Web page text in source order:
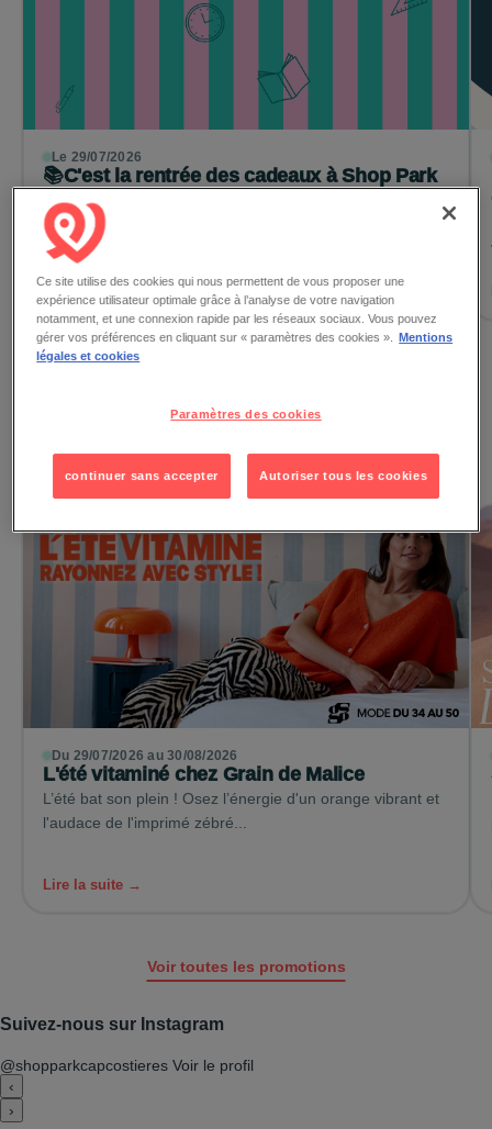
Le 29/07/2026
📚C'est la rentrée des cadeaux à Shop Park
Cap Costières !
Du 19 août au 5 septembre, rendez-vous sur la place
centrale pour tenter votre chance et repartir avec de
Lire la suite →
Les promotions
Du 29/07/2026 au 30/08/2026
L'été vitaminé chez Grain de Malice
L’été bat son plein ! Osez l’énergie d'un orange vibrant et
l'audace de l'imprimé zébré...
Lire la suite →
Voir toutes les promotions
Suivez-nous sur Instagram
@shopparkcapcostieres Voir le profil
‹
›
Ce site utilise des cookies qui nous permettent de vous proposer une
expérience utilisateur optimale grâce à l’analyse de votre navigation
notamment, et une connexion rapide par les réseaux sociaux. Vous pouvez
gérer vos préférences en cliquant sur « paramètres des cookies ».
Mentions
légales et cookies
Paramètres des cookies
continuer sans accepter Autoriser tous les cookies